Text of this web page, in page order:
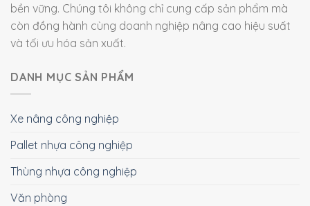
bền vững. Chúng tôi không chỉ cung cấp sản phẩm mà
còn đồng hành cùng doanh nghiệp nâng cao hiệu suất
và tối ưu hóa sản xuất.
DANH MỤC SẢN PHẨM
Xe nâng công nghiệp
Pallet nhựa công nghiệp
Thùng nhựa công nghiệp
Văn phòng